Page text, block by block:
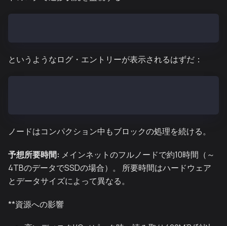
というようなログ・エントリーが表示されるはずだ：
ノードはコンパクション中もブロックの処理を続ける。
予想所要時間: メインネットのフルノードで約10時間（～
4TBのデータでSSDの場合）。 所要時間はハードウェア
とデータサイズによって異なる。
**資源への影響